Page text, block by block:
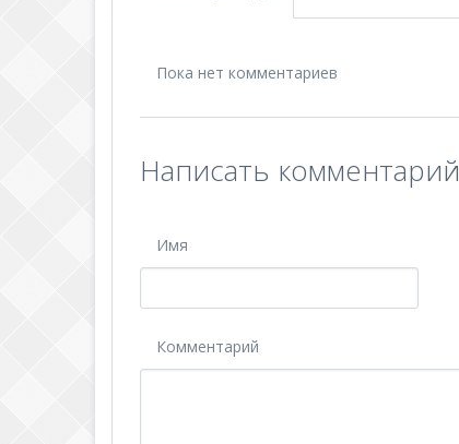
Пока нет комментариев
Написать комментарий
Имя
Комментарий